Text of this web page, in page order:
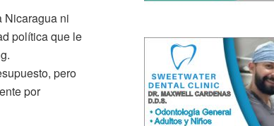
Nicaragua ni
política que le
pero
por